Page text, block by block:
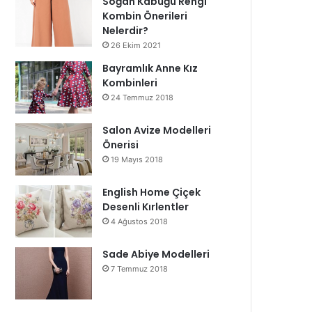
Kombin Önerileri
Nelerdir?
26 Ekim 2021
Bayramlık Anne Kız
Kombinleri
24 Temmuz 2018
Salon Avize Modelleri
Önerisi
19 Mayıs 2018
English Home Çiçek
Desenli Kırlentler
4 Ağustos 2018
Sade Abiye Modelleri
7 Temmuz 2018